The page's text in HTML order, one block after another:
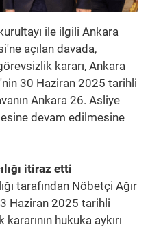
ile ilgili Ankara
açılan davada,
kararı, Ankara
30 Haziran 2025 tarihli
Ankara 26. Asliye
devam edilmesine
itiraz etti
tarafından Nöbetçi Ağır
Haziran 2025 tarihli
hukuka aykırı